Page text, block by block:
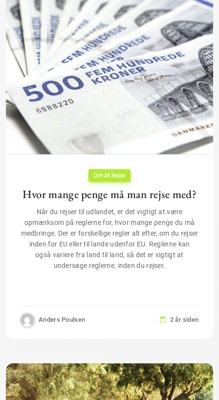
Om At Rejse
Hvor mange penge må man rejse med?
Når du rejser til udlandet, er det vigtigt at være
opmærksom på reglerne for, hvor mange penge du må
medbringe. Der er forskellige regler alt efter, om du rejser
inden for EU eller til lande udenfor EU. Reglerne kan
også variere fra land til land, så det er vigtigt at
undersøge reglerne, inden du rejser.
Anders Poulsen 2 år siden